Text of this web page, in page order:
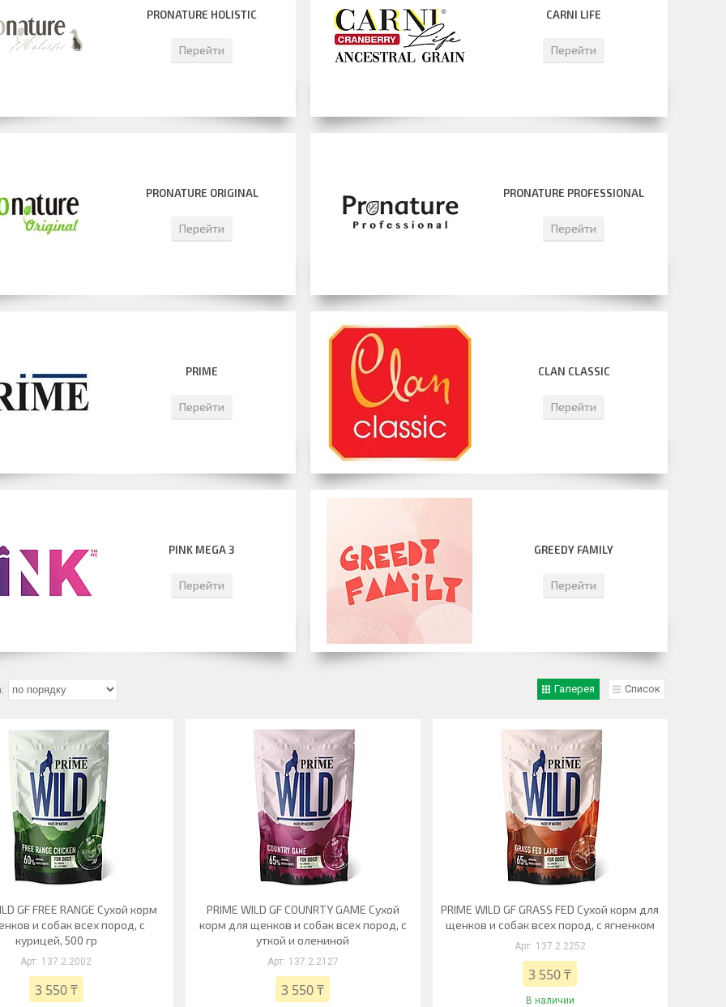
PRONATURE HOLISTIC
Перейти
CARNI LIFE
Перейти
PRONATURE ORIGINAL
Перейти
PRONATURE PROFESSIONAL
Перейти
PRIME
Перейти
CLAN CLASSIC
Перейти
PINK MEGA 3
Перейти
GREEDY FAMILY
Перейти
Галерея Список
GF FREE RANGE Сухой корм
и собак всех пород, с
курицей, 500 гр
137.2.2002
3 550 ₸
PRIME WILD GF COUNRTY GAME Сухой
корм для щенков и собак всех пород, с
уткой и олениной
137.2.2127
3 550 ₸
PRIME WILD GF GRASS FED Сухой корм для
щенков и собак всех пород, с ягненком
137.2.2252
3 550 ₸
В наличии